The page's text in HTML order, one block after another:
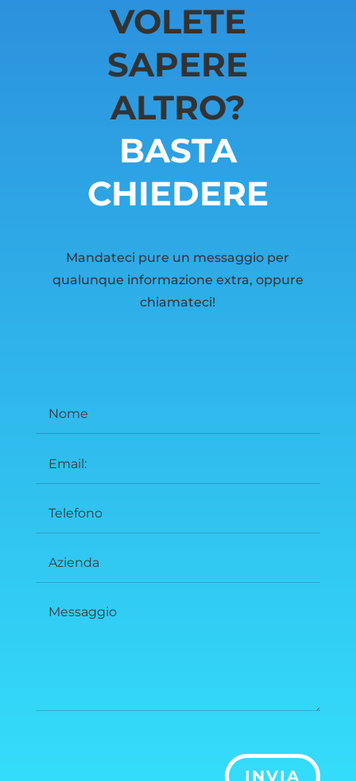
VOLETE
SAPERE
ALTRO?
BASTA
CHIEDERE
Mandateci pure un messaggio per
qualunque informazione extra, oppure
chiamateci!
INVIA